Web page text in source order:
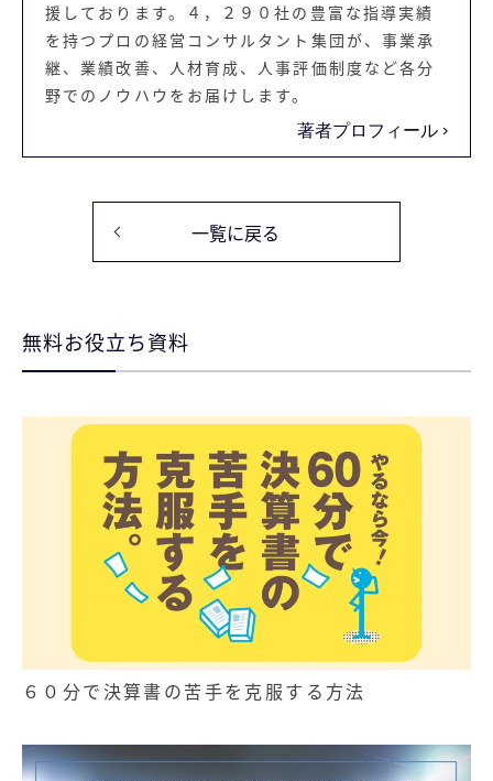
援しております。４，２９０社の豊富な指導実績
を持つプロの経営コンサルタント集団が、事業承
継、業績改善、人材育成、人事評価制度など各分
野でのノウハウをお届けします。
著者プロフィール
一覧に戻る
無料お役立ち資料
６０分で決算書の苦手を克服する方法